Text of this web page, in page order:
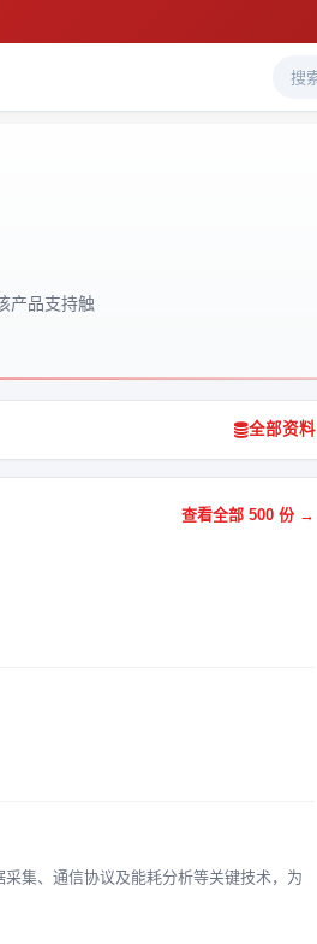
产品支持触
全部资料
查看全部 500 份 →
集、通信协议及能耗分析等关键技术，为